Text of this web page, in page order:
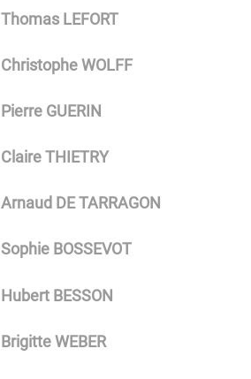
Thomas LEFORT
Christophe WOLFF
Pierre GUERIN
Claire THIETRY
Arnaud DE TARRAGON
Sophie BOSSEVOT
Hubert BESSON
Brigitte WEBER